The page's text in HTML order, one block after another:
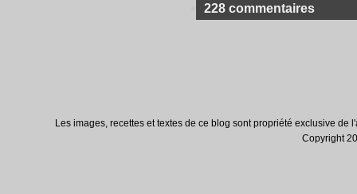
228 commentaires
Les images, recettes et textes de ce blog sont propriété exclusive
Copyright